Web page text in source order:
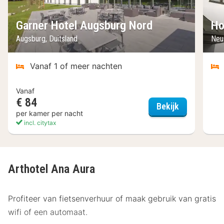
Garner Hotel Augsburg Nord
Augsburg, Duitsland
Vanaf 1 of meer nachten
Vanaf
€ 84
per kamer per nacht
incl. citytax
Bekijk
Arthotel Ana Aura
Profiteer van fietsenverhuur of maak gebruik van gratis
wifi of een automaat.